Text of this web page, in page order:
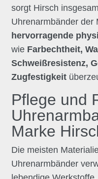
sorgt Hirsch
Uhrenarmbänder der
hervorragende
wie Farbechtheit,
Schweißresistenz,
Zugfestigkeit
Pflege und
Marke
Die meisten
Uhrenarmbänder